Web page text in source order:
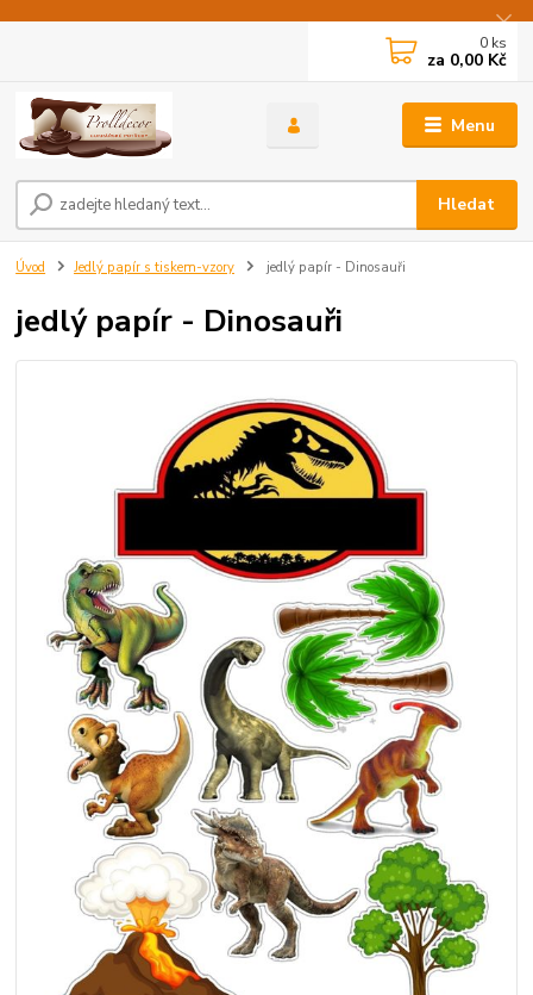
Menu
Hledat
0 ks
za 0,00 Kč
Úvod Jedlý papír s tiskem-vzory jedlý papír - Dinosauři
jedlý papír - Dinosauři